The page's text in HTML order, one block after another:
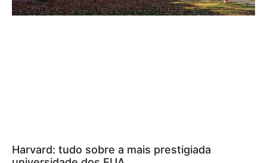
Harvard: tudo sobre a mais prestigiada